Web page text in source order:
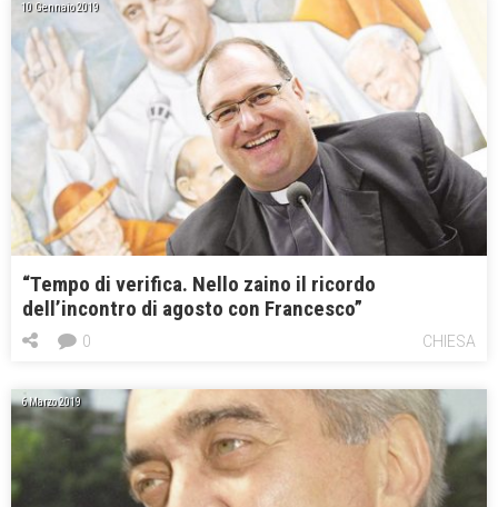
10 Gennaio 2019
“Tempo di verifica. Nello zaino il ricordo
dell’incontro di agosto con Francesco”
CHIESA
0
6 Marzo 2019